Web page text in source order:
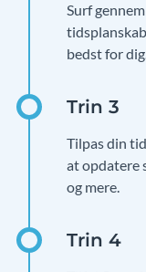
Surf
bedst for
Tilpas din
at opdatere
og mere.